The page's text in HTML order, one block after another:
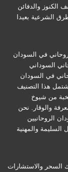
والدفائن
الشرعية بعيدا
في السودان
السوداني
في السودان
هذا التصنيف
من شيوخ
والوقار. نحن
الروحانيين
والمهنية
السحر والاستشارات